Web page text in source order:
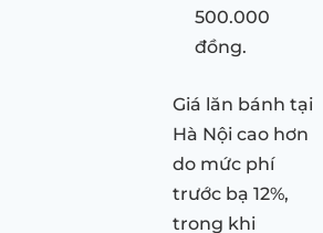
500.000
đồng.
Giá lăn bánh tại
Hà Nội cao hơn
do mức phí
trước bạ 12%,
trong khi